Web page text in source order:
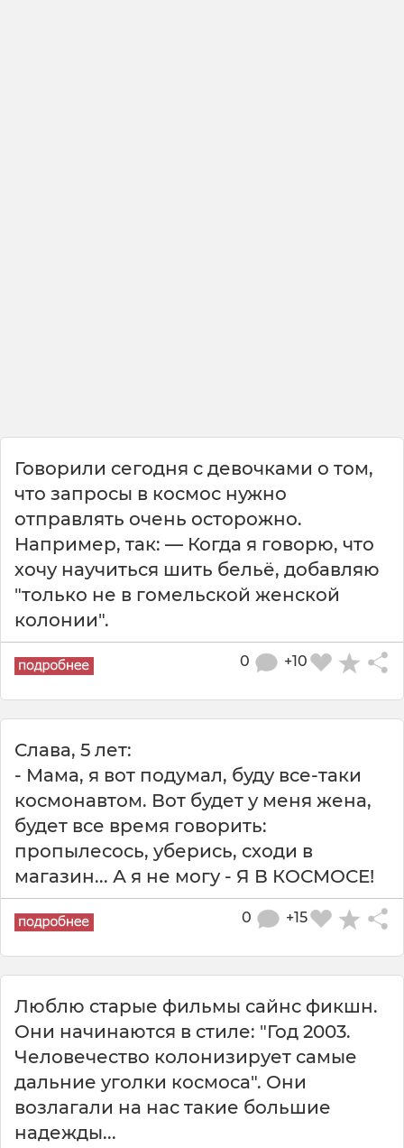
Говорили сегодня с девочками о том,
что запросы в космос нужно
отправлять очень осторожно.
Например, так: — Когда я говорю, что
хочу научиться шить бельё, добавляю
"только не в гомельской женской
колонии".
+10
0
Слава, 5 лет:
- Мама, я вот подумал, буду все-таки
космонавтом. Вот будет у меня жена,
будет все время говорить:
пропылесось, уберись, сходи в
магазин... А я не могу - Я В КОСМОСЕ!
+15
0
Люблю старые фильмы сайнс фикшн.
Они начинаются в стиле: "Год 2003.
Человечество колонизирует самые
дальние уголки космоса". Они
возлагали на нас такие большие
надежды...